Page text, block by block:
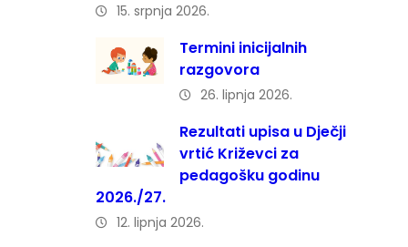
15. srpnja 2026.
Termini inicijalnih
razgovora
26. lipnja 2026.
Rezultati upisa u Dječji
vrtić Križevci za
pedagošku godinu
2026./27.
12. lipnja 2026.